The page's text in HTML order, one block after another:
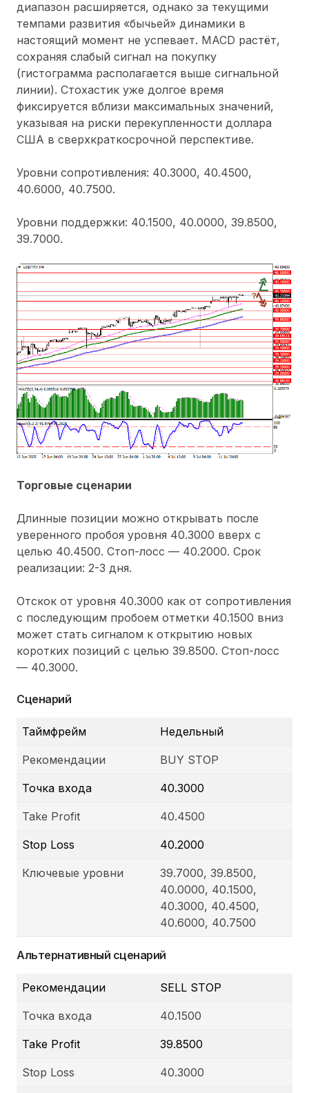
диапазон расширяется, однако за текущими
темпами развития «бычьей» динамики в
настоящий момент не успевает. MACD растёт,
сохраняя слабый сигнал на покупку
(гистограмма располагается выше сигнальной
линии). Стохастик уже долгое время
фиксируется вблизи максимальных значений,
указывая на риски перекупленности доллара
США в сверхкраткосрочной перспективе.
Уровни сопротивления: 40.3000, 40.4500,
40.6000, 40.7500.
Уровни поддержки: 40.1500, 40.0000, 39.8500,
39.7000.
Торговые сценарии
Длинные позиции можно открывать после
уверенного пробоя уровня 40.3000 вверх с
целью 40.4500. Стоп-лосс — 40.2000. Срок
реализации: 2-3 дня.
Отскок от уровня 40.3000 как от сопротивления
с последующим пробоем отметки 40.1500 вниз
может стать сигналом к открытию новых
коротких позиций с целью 39.8500. Стоп-лосс
— 40.3000.
Сценарий
Таймфрейм Недельный
Рекомендации BUY STOP
Точка входа 40.3000
Take Profit 40.4500
Stop Loss 40.2000
Ключевые уровни
39.7000, 39.8500,
40.0000, 40.1500,
40.3000, 40.4500,
40.6000, 40.7500
Альтернативный сценарий
Рекомендации SELL STOP
Точка входа 40.1500
Take Profit 39.8500
Stop Loss 40.3000